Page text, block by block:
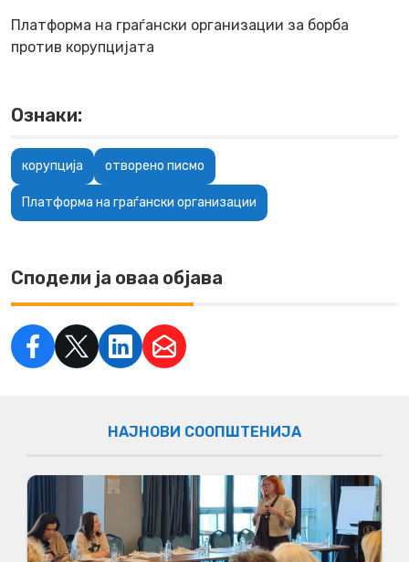
Платформа на граѓански организации за борба
против корупцијата
Ознаки:
корупција отворено писмо
Платформа на граѓански организации
Сподели ја оваа објава
НАЈНОВИ СООПШТЕНИЈА